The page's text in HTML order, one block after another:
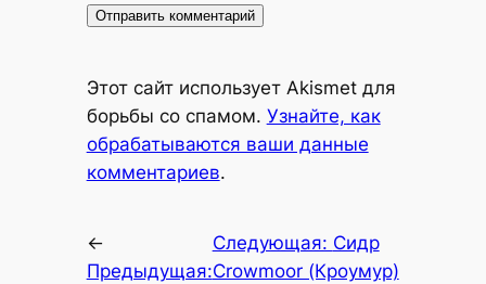
Этот сайт использует Akismet для
борьбы со спамом. Узнайте, как
обрабатываются ваши данные
комментариев.
←
Предыдущая:
Следующая: Сидр
Crowmoor (Кроумур)